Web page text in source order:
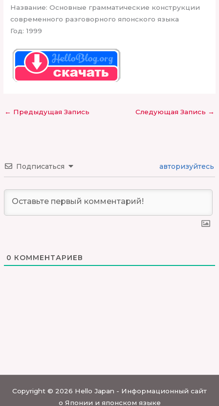
Название: Основные грамматические конструкции
современного разговорного японского языка
Год: 1999
← Предыдущая Запись Следующая Запись →
Подписаться авторизуйтесь
0 КОММЕНТАРИЕВ
Copyright © 2026 Hello Japan - Информационный сайт
о Японии и японском языке